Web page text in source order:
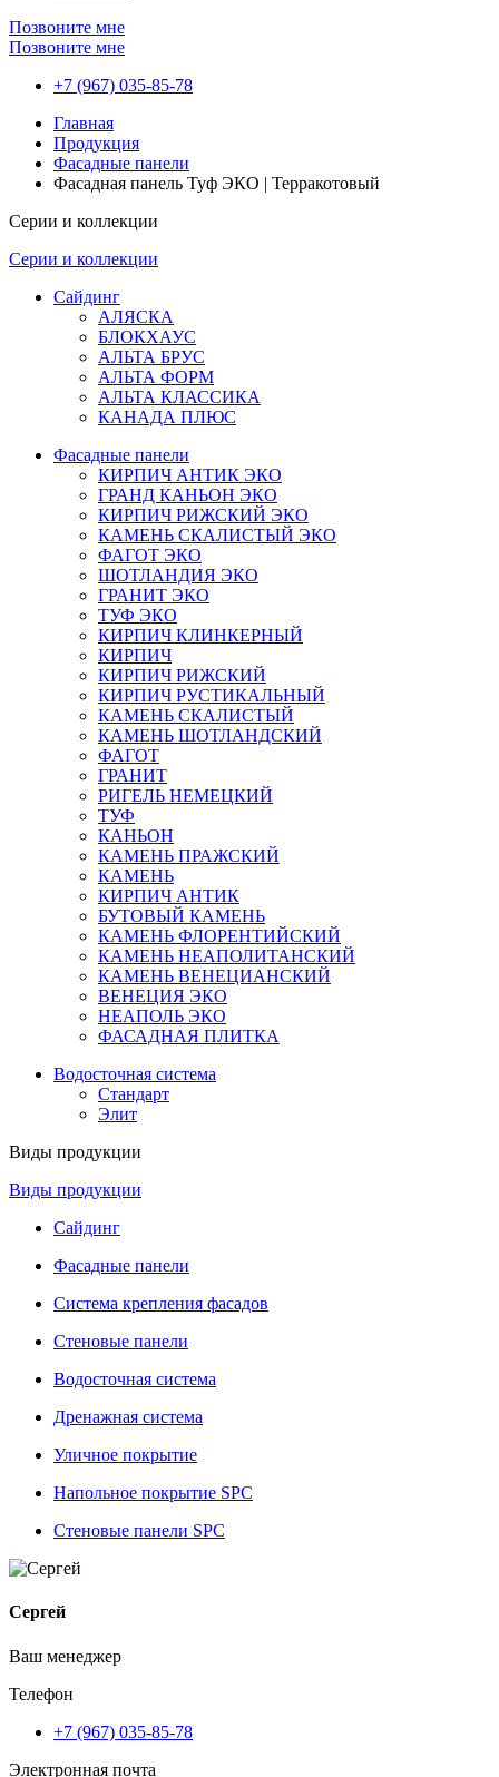
Позвоните мне
Позвоните мне
+7 (967) 035-85-78
Главная
Продукция
Фасадные панели
Фасадная панель Туф ЭКО | Терракотовый
Серии и коллекции
Серии и коллекции
Сайдинг
АЛЯСКА
БЛОКХАУС
АЛЬТА БРУС
АЛЬТА ФОРМ
АЛЬТА КЛАССИКА
КАНАДА ПЛЮС
Фасадные панели
КИРПИЧ АНТИК ЭКО
ГРАНД КАНЬОН ЭКО
КИРПИЧ РИЖСКИЙ ЭКО
КАМЕНЬ СКАЛИСТЫЙ ЭКО
ФАГОТ ЭКО
ШОТЛАНДИЯ ЭКО
ГРАНИТ ЭКО
ТУФ ЭКО
КИРПИЧ КЛИНКЕРНЫЙ
КИРПИЧ
КИРПИЧ РИЖСКИЙ
КИРПИЧ РУСТИКАЛЬНЫЙ
КАМЕНЬ СКАЛИСТЫЙ
КАМЕНЬ ШОТЛАНДСКИЙ
ФАГОТ
ГРАНИТ
РИГЕЛЬ НЕМЕЦКИЙ
ТУФ
КАНЬОН
КАМЕНЬ ПРАЖСКИЙ
КАМЕНЬ
КИРПИЧ АНТИК
БУТОВЫЙ КАМЕНЬ
КАМЕНЬ ФЛОРЕНТИЙСКИЙ
КАМЕНЬ НЕАПОЛИТАНСКИЙ
КАМЕНЬ ВЕНЕЦИАНСКИЙ
ВЕНЕЦИЯ ЭКО
НЕАПОЛЬ ЭКО
ФАСАДНАЯ ПЛИТКА
Водосточная система
Стандарт
Элит
Виды продукции
Виды продукции
Сайдинг
Фасадные панели
Система крепления фасадов
Стеновые панели
Водосточная система
Дренажная система
Уличное покрытие
Напольное покрытие SPC
Стеновые панели SPC
Сергей
Ваш менеджер
Телефон
+7 (967) 035-85-78
Электронная почта